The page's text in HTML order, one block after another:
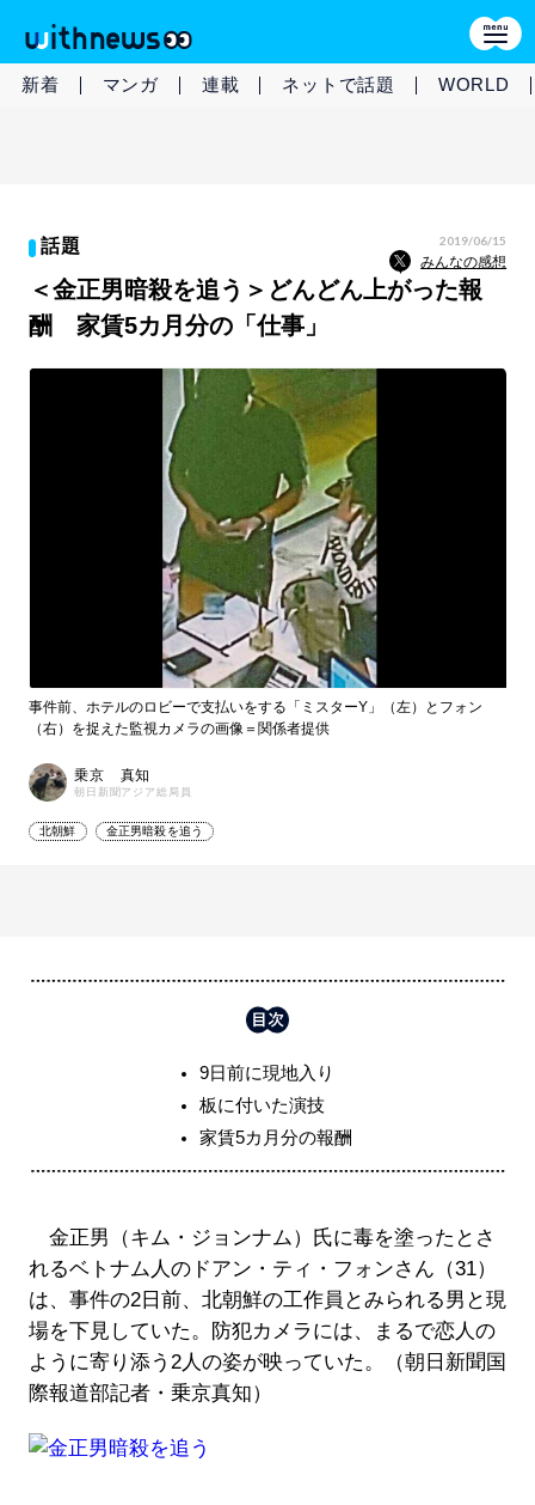
新着 マンガ 連載 ネットで話題 WORLD
話題 2019/06/15
みんなの感想
＜金正男暗殺を追う＞どんどん上がった報
酬 家賃5カ月分の「仕事」
事件前、ホテルのロビーで支払いをする「ミスターY」（左）とフォン
（右）を捉えた監視カメラの画像＝関係者提供
乗京 真知
朝日新聞アジア総局員
北朝鮮 金正男暗殺を追う
9日前に現地入り
板に付いた演技
家賃5カ月分の報酬
金正男（キム・ジョンナム）氏に毒を塗ったとさ
れるベトナム人のドアン・ティ・フォンさん（31）
は、事件の2日前、北朝鮮の工作員とみられる男と現
場を下見していた。防犯カメラには、まるで恋人の
ように寄り添う2人の姿が映っていた。（朝日新聞国
際報道部記者・乗京真知）